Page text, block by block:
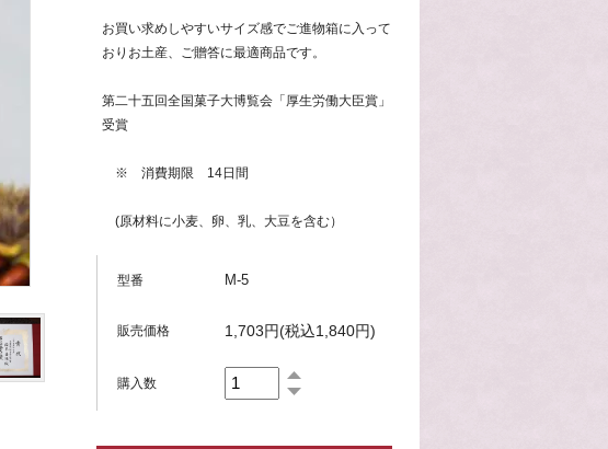
お買い求めしやすいサイズ感でご進物箱に入って
おりお土産、ご贈答に最適商品です。
第二十五回全国菓子大博覧会「厚生労働大臣賞」
受賞
※ 消費期限 14日間
(原材料に小麦、卵、乳、大豆を含む）
型番 M-5
販売価格 1,703円(税込1,840円)
購入数